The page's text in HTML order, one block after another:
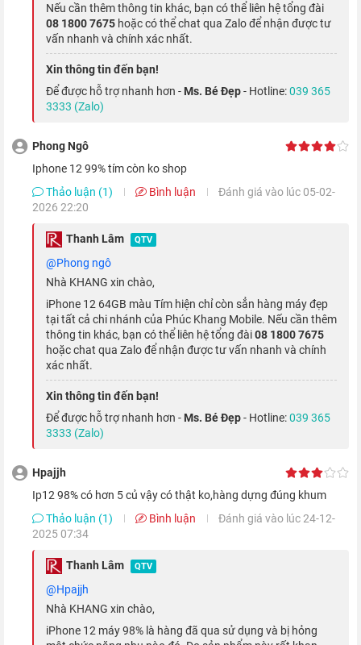
So với màn hình LCD trên dòng iPhone 11, màn hình OLED trên
phiên bản iPhone 12 có khả năng điều chỉnh màu sắc linh hoạt
được nâng lên mức tối đa là 1200 nits.
Sức mạnh hàng đầu với chip Apple A14
Bionic
mới nhất của Apple. Đây là con chip đầu tiên trong ngành điện
thoại được sản xuất trên tiến trình 5nm với 16 nhân.
Con chip cũng mang đến sức mạnh vượt trội với tốc độ xử lý
nhanh hơn đến 50% so với các chip xử lý khác hiện tại. Ngoài
ra, A14 Bionic cũng mang đến tác vụ xử lý Al và Face ID nhanh
hơn 80%.
Camera kép thách thức bóng tối
Nếu cần thêm thông tin khác, bạn có thể liên hệ tổng đài
08 1800 7675 hoặc có thể chat qua Zalo để nhận được tư
vấn nhanh và chính xác nhất.
Xin thông tin đến bạn!
Để được hỗ trợ nhanh hơn - Ms. Bé Đẹp- Hotline:039 365
3333 (Zalo)
Phong Ngô
Iphone 12 99% tím còn ko shop
Thảo luận (1)
Bình luận
Đánh giá vào lúc 05-02-
2026 22:20
Thanh Lâm QTV
@Phong ngô
Nhà KHANG xin chào,
iPhone 12 64GB màu Tím hiện chỉ còn sẳn hàng máy đẹp
tại tất cả chi nhánh của Phúc Khang Mobile. Nếu cần thêm
thông tin khác, bạn có thể liên hệ tổng đài08 1800 7675
hoặc chat qua Zalo để nhận được tư vấn nhanh và chính
xác nhất.
Xin thông tin đến bạn!
Để được hỗ trợ nhanh hơn - Ms. Bé Đẹp- Hotline:039 365
3333 (Zalo)
Hpajjh
ip12 98% có hơn 5 củ vậy có thật ko,hàng dựng đúng khum
Thảo luận (1)
Bình luận
Đánh giá vào lúc 24-12-
2025 07:34
Thanh Lâm QTV
@hpajjh
Nhà KHANG xin chào,
iPhone 12 máy 98% là hàng đã qua sử dụng và bị hỏng